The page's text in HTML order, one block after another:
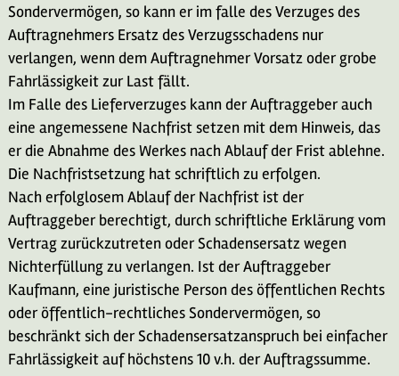
Sondervermögen, so kann er im falle des Verzuges des
Auftragnehmers Ersatz des Verzugsschadens nur
verlangen, wenn dem Auftragnehmer Vorsatz oder grobe
Fahrlässigkeit zur Last fällt.
Im Falle des Lieferverzuges kann der Auftraggeber auch
eine angemessene Nachfrist setzen mit dem Hinweis, das
er die Abnahme des Werkes nach Ablauf der Frist ablehne.
Die Nachfristsetzung hat schriftlich zu erfolgen.
Nach erfolglosem Ablauf der Nachfrist ist der
Auftraggeber berechtigt, durch schriftliche Erklärung vom
Vertrag zurückzutreten oder Schadensersatz wegen
Nichterfüllung zu verlangen. Ist der Auftraggeber
Kaufmann, eine juristische Person des öffentlichen Rechts
oder öffentlich-rechtliches Sondervermögen, so
beschränkt sich der Schadensersatzanspruch bei einfacher
Fahrlässigkeit auf höchstens 10 v.h. der Auftragssumme.